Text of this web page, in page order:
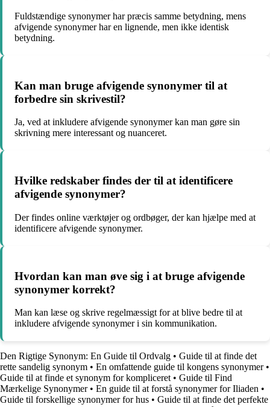
Fuldstændige synonymer har præcis samme betydning, mens
afvigende synonymer har en lignende, men ikke identisk
betydning.
Kan man bruge afvigende synonymer til at
forbedre sin skrivestil?
Ja, ved at inkludere afvigende synonymer kan man gøre sin
skrivning mere interessant og nuanceret.
Hvilke redskaber findes der til at identificere
afvigende synonymer?
Der findes online værktøjer og ordbøger, der kan hjælpe med at
identificere afvigende synonymer.
Hvordan kan man øve sig i at bruge afvigende
synonymer korrekt?
Man kan læse og skrive regelmæssigt for at blive bedre til at
inkludere afvigende synonymer i sin kommunikation.
Den Rigtige Synonym: En Guide til Ordvalg • Guide til at finde det
rette sandelig synonym • En omfattende guide til kongens synonymer•
Guide til at finde et synonym for kompliceret • Guide til Find
Mærkelige Synonymer• En guide til at forstå synonymer for Iliaden •
Guide til forskellige synonymer for hus • Guide til at finde det perfekte